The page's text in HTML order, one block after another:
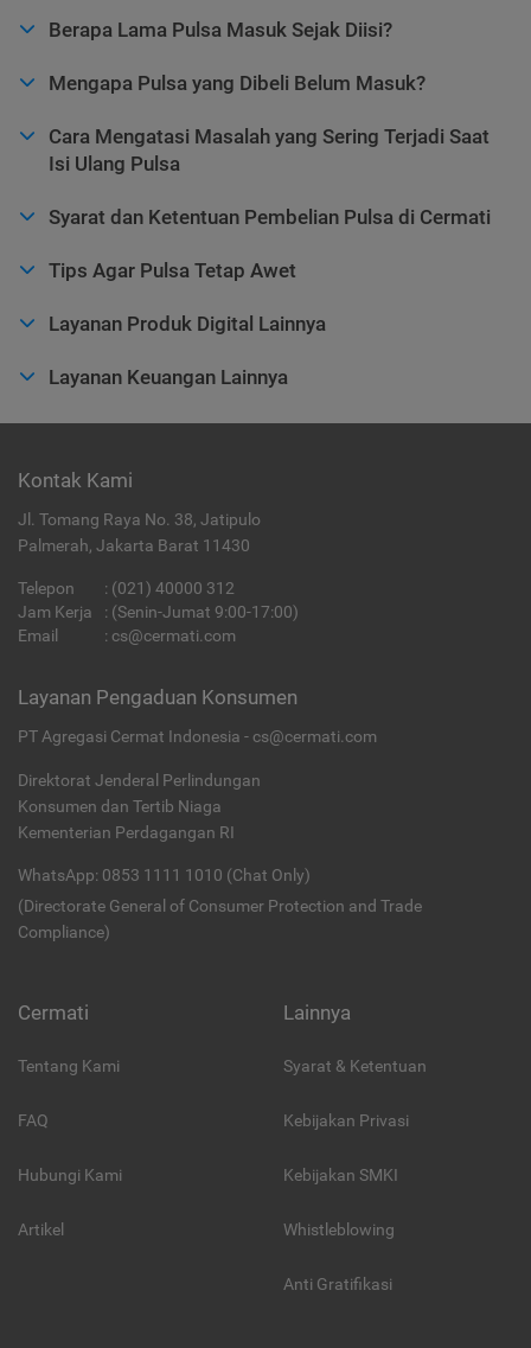
Berapa Lama Pulsa Masuk Sejak Diisi?
Mengapa Pulsa yang Dibeli Belum Masuk?
Cara Mengatasi Masalah yang Sering Terjadi Saat
Isi Ulang Pulsa
Syarat dan Ketentuan Pembelian Pulsa di Cermati
Tips Agar Pulsa Tetap Awet
Layanan Produk Digital Lainnya
Layanan Keuangan Lainnya
Kontak Kami
Jl. Tomang Raya No. 38, Jatipulo
Palmerah, Jakarta Barat 11430
Telepon : (021) 40000 312
Jam Kerja
: (Senin-Jumat 9:00-17:00)
Email
: cs@cermati.com
Layanan Pengaduan Konsumen
PT Agregasi Cermat Indonesia - cs@cermati.com
Direktorat Jenderal Perlindungan
Konsumen dan Tertib Niaga
Kementerian Perdagangan RI
WhatsApp: 0853 1111 1010 (Chat Only)
(Directorate General of Consumer Protection and Trade
Compliance)
Cermati
Tentang Kami
FAQ
Hubungi Kami
Artikel
Lainnya
Syarat & Ketentuan
Kebijakan Privasi
Kebijakan SMKI
Whistleblowing
Anti Gratifikasi